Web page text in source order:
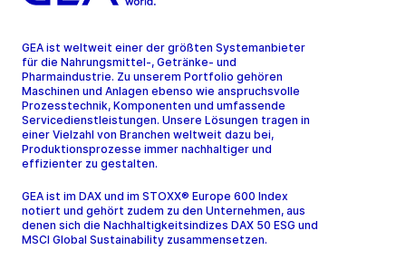
GEA ist weltweit einer der größten Systemanbieter
für die Nahrungsmittel-, Getränke- und
Pharmaindustrie. Zu unserem Portfolio gehören
Maschinen und Anlagen ebenso wie anspruchsvolle
Prozesstechnik, Komponenten und umfassende
Servicedienstleistungen. Unsere Lösungen tragen in
einer Vielzahl von Branchen weltweit dazu bei,
Produktionsprozesse immer nachhaltiger und
effizienter zu gestalten.
GEA ist im DAX und im STOXX® Europe 600 Index
notiert und gehört zudem zu den Unternehmen, aus
denen sich die Nachhaltigkeitsindizes DAX 50 ESG und
MSCI Global Sustainability zusammensetzen.